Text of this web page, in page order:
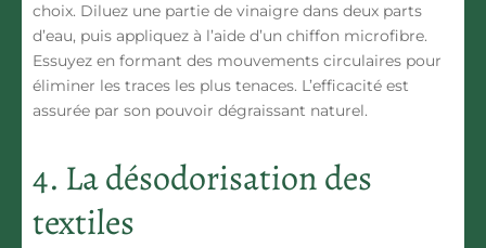
choix. Diluez une partie de vinaigre dans deux parts
d’eau, puis appliquez à l’aide d’un chiffon microfibre.
Essuyez en formant des mouvements circulaires pour
éliminer les traces les plus tenaces. L’efficacité est
assurée par son pouvoir dégraissant naturel.
4. La désodorisation des
textiles